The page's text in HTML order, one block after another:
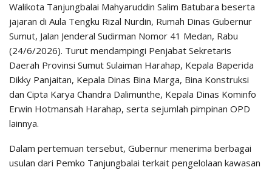
Walikota Tanjungbalai Mahyaruddin Salim Batubara beserta
jajaran di Aula Tengku Rizal Nurdin, Rumah Dinas Gubernur
Sumut, Jalan Jenderal Sudirman Nomor 41 Medan, Rabu
(24/6/2026). Turut mendampingi Penjabat Sekretaris
Daerah Provinsi Sumut Sulaiman Harahap, Kepala Baperida
Dikky Panjaitan, Kepala Dinas Bina Marga, Bina Konstruksi
dan Cipta Karya Chandra Dalimunthe, Kepala Dinas Kominfo
Erwin Hotmansah Harahap, serta sejumlah pimpinan OPD
lainnya.
Dalam pertemuan tersebut, Gubernur menerima berbagai
usulan dari Pemko Tanjungbalai terkait pengelolaan kawasan